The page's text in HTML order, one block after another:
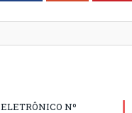
Nº